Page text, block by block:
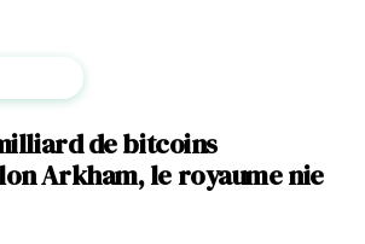
de bitcoins
Arkham, le royaume nie